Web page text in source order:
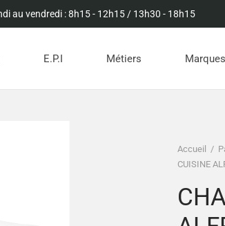
au vendredi : 8h15 - 12h15 / 13h30 - 18h15
E.P.I Métiers Marques
Accueil /
CUISINE